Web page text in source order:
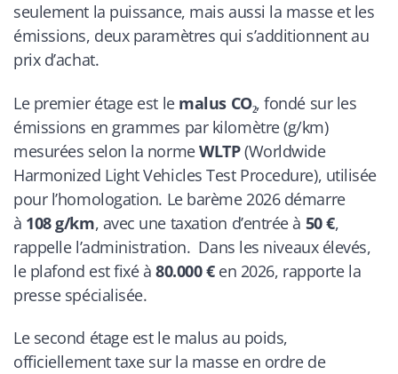
seulement la puissance, mais aussi la masse et les
émissions, deux paramètres qui s’additionnent au
prix d’achat.
Le premier étage est le malus CO₂, fondé sur les
émissions en grammes par kilomètre (g/km)
mesurées selon la normeWLTP(Worldwide
Harmonized Light Vehicles Test Procedure), utilisée
pour l’homologation. Le barème 2026 démarre
à 108 g/km, avec une taxation d’entrée à 50 €,
rappelle l’administration. Dans les niveaux élevés,
le plafond est fixé à80.000 €en 2026, rapporte la
presse spécialisée.
Le second étage est le malus au poids,
officiellement taxe sur la masse en ordre de